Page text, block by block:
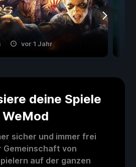
vor 1 Jahr
deine Spiele
sicher und immer frei
Gemeinschaft von
auf der ganzen